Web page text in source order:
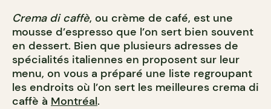
Crema di caffè, ou crème de café, est une
mousse d’espresso que l’on sert bien souvent
en dessert. Bien que plusieurs adresses de
spécialités italiennes en proposent sur leur
menu, on vous a préparé une liste regroupant
les endroits où l’on sert les meilleures crema di
caffè à Montréal.